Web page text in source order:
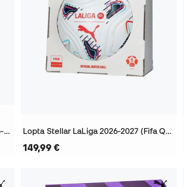
Lopta UEFA Champions League 2026-2027 Training Lopta Stellar LaLiga 2026-2027 (Fifa Quality Pro)
149,99 €